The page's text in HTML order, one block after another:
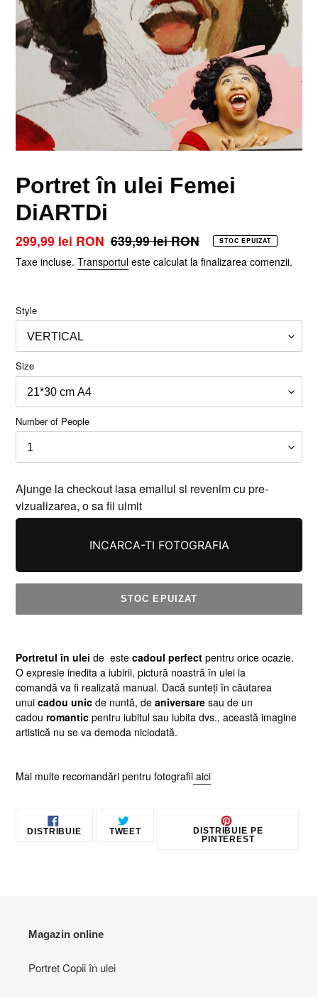
Portret în ulei Femei
DiARTDi
Preț
la
299,99 lei RON Preț
obișnuit
639,99 lei RON STOC EPUIZAT
Taxe incluse. Transportul este calculat la finalizarea comenzii.
Style
Size
Number of People
Ajunge la checkout lasa emailul si revenim cu pre-
vizualizarea, o sa fii uimit
INCARCA-TI FOTOGRAFIA
STOC EPUIZAT
adaugă
produsul
în
coș
Portretul în ulei de este cadoul perfect pentru orice ocazie.
O expresie inedita a iubirii, pictură noastră în ulei la
comandă va fi realizată manual. Dacă sunteți în căutarea
unui cadou unic de nuntă, de aniversare sau de un
cadou romantic pentru iubitul sau iubita dvs., această imagine
artistică nu se va demoda niciodată.
Mai multe recomandări pentru fotografii aici
DISTRIBUIE DISTRIBUIE
TWEETTRIMITE
DISTRIBUIE PE
PINTEREST
Magazin online
Portret Copii în ulei